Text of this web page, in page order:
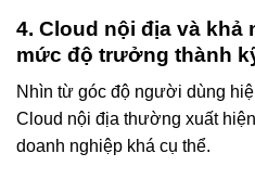
4. Cloud nội địa và
mức độ trưởng thành
Nhìn từ góc độ người dùng
Cloud nội địa thường xuất
doanh nghiệp khá cụ thể.